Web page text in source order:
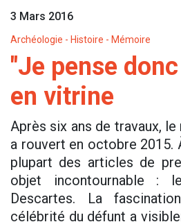
3 Mars 2016
Archéologie - Histoire - Mémoire
"Je pense
en vitrine
Après six ans de travaux, le
a rouvert en octobre 2015.
plupart des articles de
objet incontournable :
Descartes. La
célébrité du défunt a